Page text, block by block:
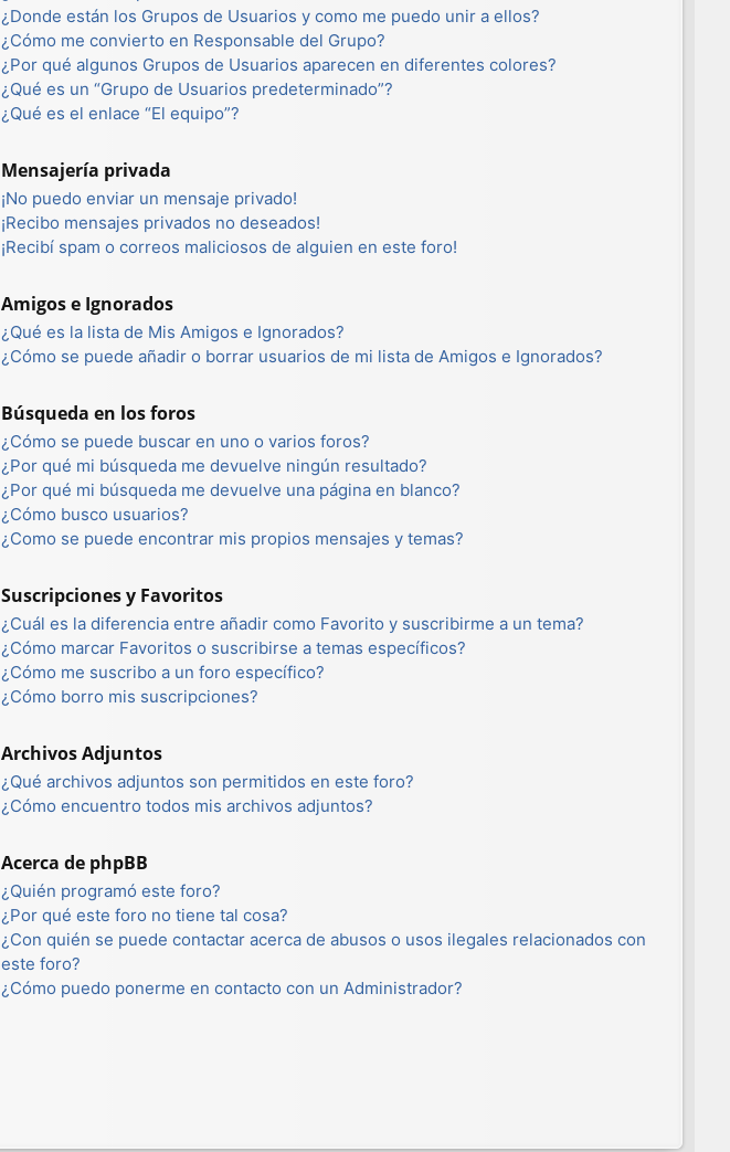
¿Donde están los Grupos de Usuarios y como me puedo unir a ellos?
¿Cómo me convierto en Responsable del Grupo?
¿Por qué algunos Grupos de Usuarios aparecen en diferentes colores?
¿Qué es un “Grupo de Usuarios predeterminado”?
¿Qué es el enlace “El equipo”?
Mensajería privada
¡No puedo enviar un mensaje privado!
¡Recibo mensajes privados no deseados!
¡Recibí spam o correos maliciosos de alguien en este foro!
Amigos e Ignorados
¿Qué es la lista de Mis Amigos e Ignorados?
¿Cómo se puede añadir o borrar usuarios de mi lista de Amigos e Ignorados?
Búsqueda en los foros
¿Cómo se puede buscar en uno o varios foros?
¿Por qué mi búsqueda me devuelve ningún resultado?
¿Por qué mi búsqueda me devuelve una página en blanco?
¿Cómo busco usuarios?
¿Como se puede encontrar mis propios mensajes y temas?
Suscripciones y Favoritos
¿Cuál es la diferencia entre añadir como Favorito y suscribirme a un tema?
¿Cómo marcar Favoritos o suscribirse a temas específicos?
¿Cómo me suscribo a un foro específico?
¿Cómo borro mis suscripciones?
Archivos Adjuntos
¿Qué archivos adjuntos son permitidos en este foro?
¿Cómo encuentro todos mis archivos adjuntos?
Acerca de phpBB
¿Quién programó este foro?
¿Por qué este foro no tiene tal cosa?
¿Con quién se puede contactar acerca de abusos o usos ilegales relacionados con
este foro?
¿Cómo puedo ponerme en contacto con un Administrador?